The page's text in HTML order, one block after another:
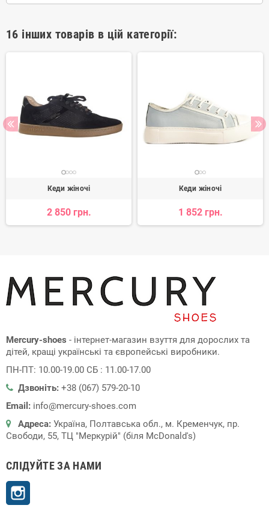
16 інших товарів в цій категорії:
Кеди жіночі
2 850 грн.
Кеди жіночі
1 852 грн.
Mercury-shoes - інтернет-магазин взуття для дорослих та
дітей, кращі українські та європейські виробники.
ПН-ПТ: 10.00-19.00 СБ : 11.00-17.00
Дзвоніть: +38 (067) 579-20-10
Email: info@mercury-shoes.com
Адреса: Україна, Полтавська обл., м. Кременчук, пр.
Свободи, 55, ТЦ "Меркурій" (біля McDonald's)
СЛІДУЙТЕ ЗА НАМИ